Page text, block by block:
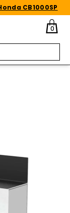
CB1000SP
0